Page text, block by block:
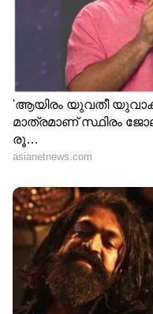
വില
ലോജിസ്റ്റിക്‌സ്
വസ്തുക്കളുടെ വില
ഇറക്കുമതി
ഉയര്‍ത്തും.